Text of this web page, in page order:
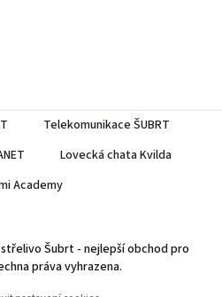
Telekomunikace ŠUBRT
Lovecká chata Kvilda
Academy
Šubrt - nejlepší obchod pro
práva vyhrazena.